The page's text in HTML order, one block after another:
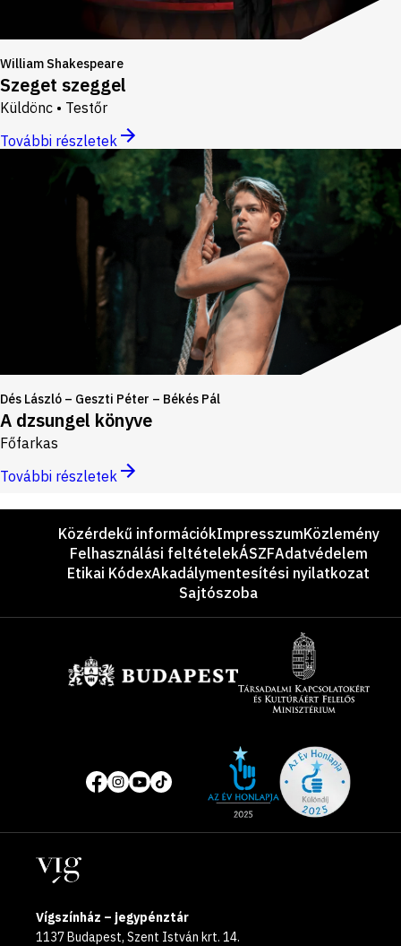
William Shakespeare
Szeget szeggel
Küldönc • Testőr
További részletek
Dés László – Geszti Péter – Békés Pál
A dzsungel könyve
Főfarkas
További részletek
LáblécKözérdekű információkImpresszumKözlemény
Felhasználási feltételekÁSZFAdatvédelem
Etikai KódexAkadálymentesítési nyilatkozat
Sajtószoba
Közösségi
média
oldalak
of
year
Helyszínek
Vígszínház – jegypénztár
1137 Budapest, Szent István krt. 14.